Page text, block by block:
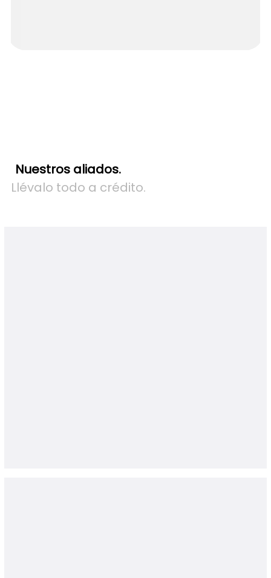
Nuestros aliados.
Llévalo todo a crédito.